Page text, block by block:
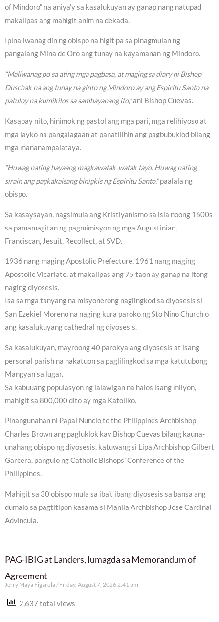
of Mindoro” na aniya’y sa kasalukuyan ay ganap nang natupad
makalipas ang mahigit anim na dekada.
Ipinaliwanag din ng obispo na higit pa sa pinagmulan ng
pangalang Mina de Oro ang tunay na kayamanan ng Mindoro.
“Maliwanag po sa ating mga pagbasa, at maging sa diary ni Bishop
Duschak na ang tunay na ginto ng Mindoro ay ang Espiritu Santo na
patuloy na kumikilos sa sambayanang ito,”ani Bishop Cuevas.
Kasabay nito, hinimok ng pastol ang mga pari, mga relihiyoso at
mga layko na pangalagaan at panatilihin ang pagbubuklod bilang
mga mananampalataya.
“Huwag nating hayaang magkawatak-watak tayo. Huwag nating
sirain ang pagkakaisang binigkis ng Espiritu Santo,”paalala ng
obispo.
Sa kasaysayan, nagsimula ang Kristiyanismo sa isla noong 1600s
sa pamamagitan ng pagmimisyon ng mga Augustinian,
Franciscan, Jesuit, Recollect, at SVD.
1936 nang maging Apostolic Prefecture, 1961 nang maging
Apostolic Vicariate, at makalipas ang 75 taon ay ganap na itong
naging diyosesis.
Isa sa mga tanyang na misyonerong naglingkod sa diyosesis si
San Ezekiel Moreno na naging kura paroko ng Sto Nino Church o
ang kasalukuyang cathedral ng diyosesis.
Sa kasalukuyan, mayroong 40 parokya ang diyosesis at isang
personal parish na nakatuon sa paglilingkod sa mga katutubong
Mangyan sa lugar.
Sa kabuuang populasyon ng lalawigan na halos isang milyon,
mahigit sa 800,000 dito ay mga Katoliko.
Pinangunahan ni Papal Nuncio to the Philippines Archbishop
Charles Brown ang pagluklok kay Bishop Cuevas bilang kauna-
unahang obispo ng diyosesis, katuwang si Lipa Archbishop Gilbert
Garcera, pangulo ng Catholic Bishops’ Conference of the
Philippines.
Mahigit sa 30 obispo mula sa iba’t ibang diyosesis sa bansa ang
dumalo sa pagtitipon kasama si Manila Archbishop Jose Cardinal
Advincula.
PAG-IBIG at Landers, lumagda sa Memorandum of
Agreement
Jerry Maya Figarola Friday, August 7, 2026 2:41 pm
2,637 total views